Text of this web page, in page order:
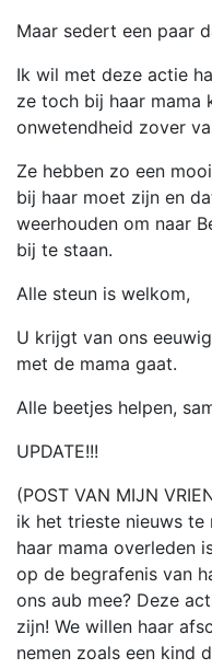
Maar sedert een paar
Ik wil met deze actie
ze toch bij haar mama
onwetendheid zover
Ze hebben zo een
bij haar moet zijn en
weerhouden om naar
bij te staan.
Alle steun is welkom,
U krijgt van ons
met de mama gaat.
Alle beetjes helpen,
UPDATE!!!
(POST VAN MIJN
ik het trieste nieuws te
haar mama overleden
op de begrafenis van
ons aub mee? Deze
zijn! We willen haar
nemen zoals een kind